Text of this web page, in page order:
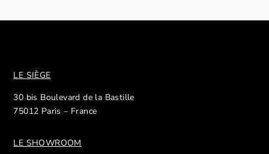
LE SIÈGE
30 bis Boulevard de la Bastille
75012 Paris – France
LE SHOWROOM